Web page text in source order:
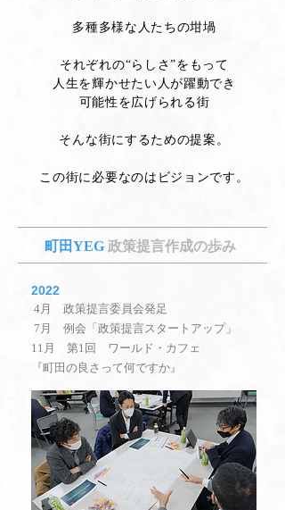
多種多様な人たちの坩堝
それぞれの“らしさ”をもって
人生を輝かせたい人が躍動でき
可能性を広げられる街
そんな街にするための提案。
この街に必要なのはビジョンです。
町田YEG 政策提言作成の歩み
2022
4月 政策提言委員会発足
7月 例会「政策提言スタートアップ」
11月 第1回 ワールド・カフェ
『町田の良さって何ですか』